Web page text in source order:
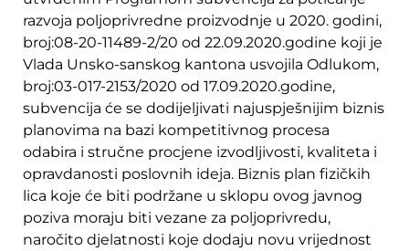
razvoja poljoprivredne proizvodnje u 2020. godini,
broj:08-20-11489-2/20 od 22.09.2020.godine koji je
Vlada Unsko-sanskog kantona usvojila Odlukom,
broj:03-017-2153/2020 od 17.09.2020.godine,
subvencija će se dodijeljivati najuspješnijim biznis
planovima na bazi kompetitivnog procesa
odabira i stručne procjene izvodljivosti, kvaliteta i
opravdanosti poslovnih ideja. Biznis plan fizičkih
lica koje će biti podržane u sklopu ovog javnog
poziva moraju biti vezane za poljoprivredu,
naročito djelatnosti koje dodaju novu vrijednost